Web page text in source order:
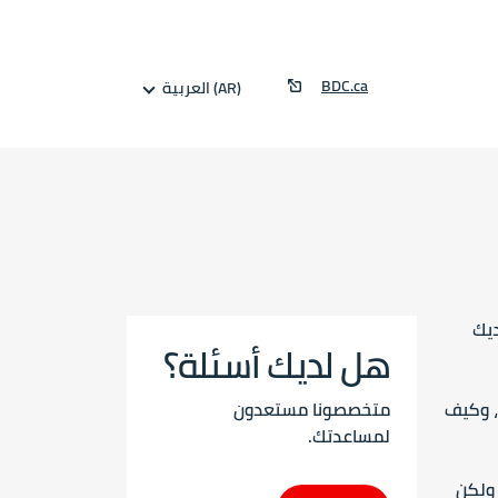
BDC.ca العربية (AR)
وكيف
هل لديك أسئلة؟
متخصصونا مستعدون
لمساعدتك.